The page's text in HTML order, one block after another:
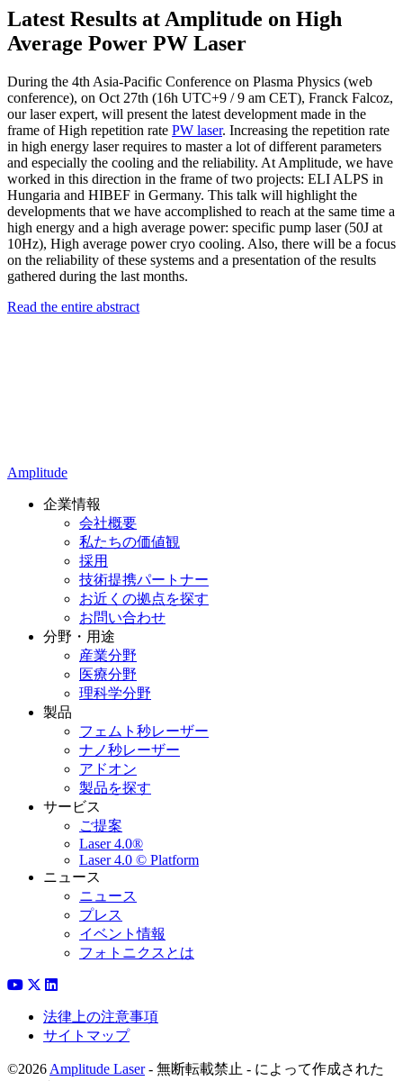
Latest Results at Amplitude on High
Average Power PW Laser
During the 4th Asia-Pacific Conference on Plasma Physics (web
conference), on Oct 27th (16h UTC+9 / 9 am CET), Franck Falcoz,
our laser expert, will present the latest development made in the
frame of High repetition rate PW laser. Increasing the repetition rate
in high energy laser requires to master a lot of different parameters
and especially the cooling and the reliability. At Amplitude, we have
worked in this direction in the frame of two projects: ELI ALPS in
Hungaria and HIBEF in Germany. This talk will highlight the
developments that we have accomplished to reach at the same time a
high energy and a high average power: specific pump laser (50J at
10Hz), High average power cryo cooling. Also, there will be a focus
on the reliability of these systems and a presentation of the results
gathered during the last months.
Read the entire abstract
Amplitude
企業情報
会社概要
私たちの価値観
採用
技術提携パートナー
お近くの拠点を探す
お問い合わせ
分野・用途
産業分野
医療分野
理科学分野
製品
フェムト秒レーザー
ナノ秒レーザー
アドオン
製品を探す
サービス
ご提案
Laser 4.0®
Laser 4.0 © Platform
ニュース
ニュース
プレス
イベント情報
フォトニクスとは
法律上の注意事項
サイトマップ
©2026 Amplitude Laser- 無断転載禁止 - によって作成された